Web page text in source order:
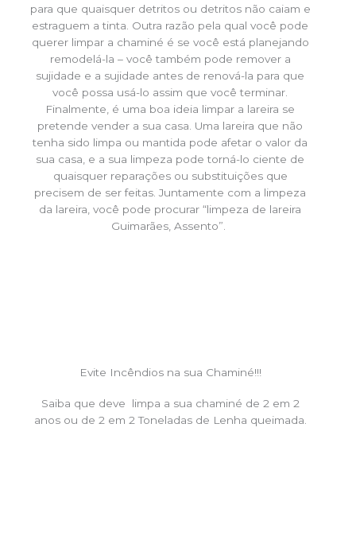
para que quaisquer detritos ou detritos não caiam e
estraguem a tinta. Outra razão pela qual você pode
querer limpar a chaminé é se você está planejando
remodelá-la – você também pode remover a
sujidade e a sujidade antes de renová-la para que
você possa usá-lo assim que você terminar.
Finalmente, é uma boa ideia limpar a lareira se
pretende vender a sua casa. Uma lareira que não
tenha sido limpa ou mantida pode afetar o valor da
sua casa, e a sua limpeza pode torná-lo ciente de
quaisquer reparações ou substituições que
precisem de ser feitas. Juntamente com a limpeza
da lareira, você pode procurar “limpeza de lareira
Guimarães, Assento”.
Evite Incêndios na sua Chaminé!!!
Saiba que deve limpa a sua chaminé de 2 em 2
anos ou de 2 em 2 Toneladas de Lenha queimada.